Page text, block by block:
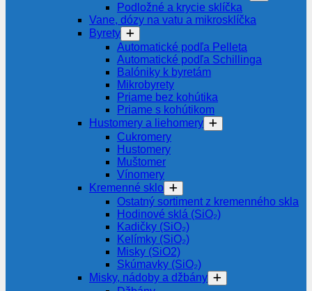
Podložné a krycie sklíčka
Vane, dózy na vatu a mikrosklíčka
Byrety
Automatické podľa Pelleta
Automatické podľa Schillinga
Balóniky k byretám
Mikrobyrety
Priame bez kohútika
Priame s kohútikom
Hustomery a liehomery
Cukromery
Hustomery
Muštomer
Vínomery
Kremenné sklo
Ostatný sortiment z kremenného skla
Hodinové sklá (SiO₂)
Kadičky (SiO₂)
Kelímky (SiO₂)
Misky (SiO2)
Skúmavky (SiO₂)
Misky, nádoby a džbány